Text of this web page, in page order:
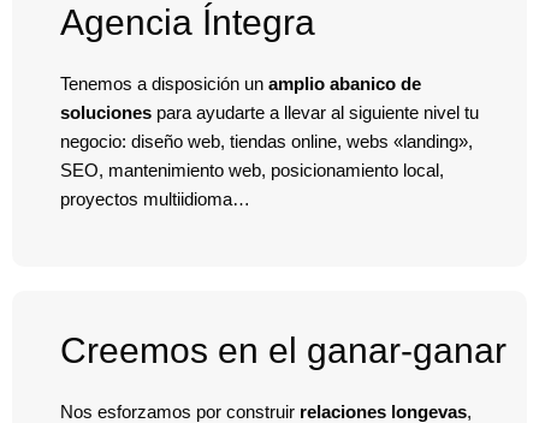
Agencia Íntegra
Tenemos a disposición un amplio abanico de
soluciones para ayudarte a llevar al siguiente nivel tu
negocio: diseño web, tiendas online, webs «landing»,
SEO, mantenimiento web, posicionamiento local,
proyectos multiidioma…
Creemos en el ganar-ganar
Nos esforzamos por construir relaciones longevas,